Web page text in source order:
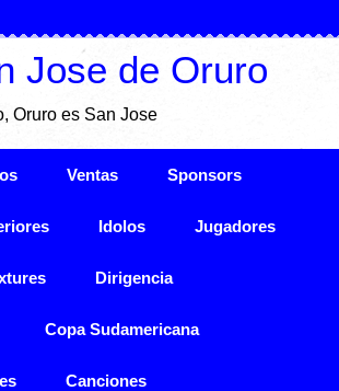
Jose de Oruro
Oruro es San Jose
Ventas Sponsors
Idolos Jugadores
Dirigencia
Copa Sudamericana
Canciones